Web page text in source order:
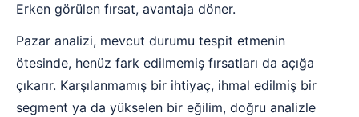
Erken görülen fırsat, avantaja döner.
Pazar analizi, mevcut durumu tespit etmenin
ötesinde, henüz fark edilmemiş fırsatları da açığa
çıkarır. Karşılanmamış bir ihtiyaç, ihmal edilmiş bir
segment ya da yükselen bir eğilim, doğru analizle